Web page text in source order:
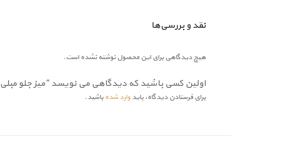
نقد و بررسی‌ها
هیچ دیدگاهی برای این محصول نوشته نشده است.
اولین کسی باشید که دیدگاهی می نویسد “میز جلو
برای فرستادن دیدگاه، باید وارد شدهباشید.